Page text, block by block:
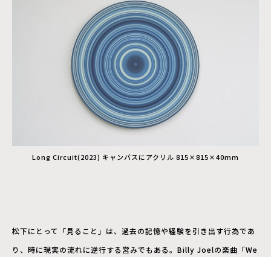
Long Circuit(2023) キャンバスにアクリル 815×815×40mm
松下にとって「見ること」は、過去の記憶や経験を引き出す行為であ
り、時に現実の流れに逆行する営みでもある。Billy Joelの楽曲「We